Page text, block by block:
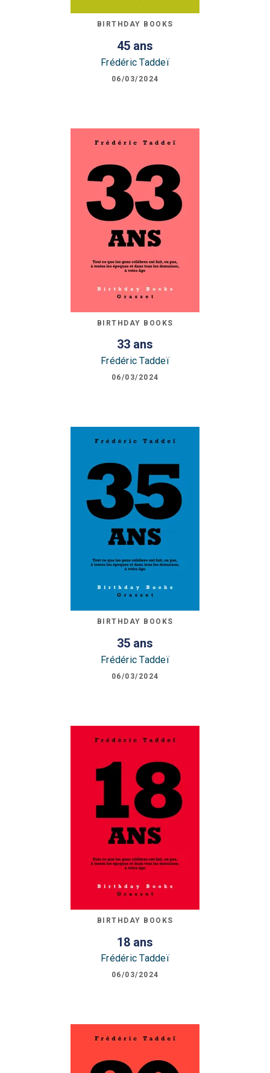
BIRTHDAY BOOKS
45 ans
Frédéric Taddeï
06/03/2024
BIRTHDAY BOOKS
33 ans
Frédéric Taddeï
06/03/2024
BIRTHDAY BOOKS
35 ans
Frédéric Taddeï
06/03/2024
BIRTHDAY BOOKS
18 ans
Frédéric Taddeï
06/03/2024